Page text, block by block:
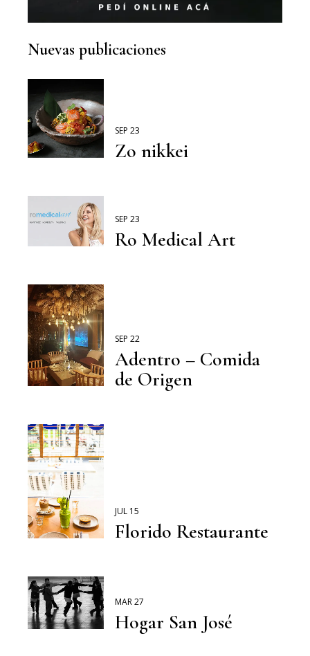
Nuevas publicaciones
SEP 23
Zo nikkei
SEP 23
Ro Medical Art
SEP 22
Adentro – Comida
de Origen
JUL 15
Florido Restaurante
MAR 27
Hogar San José